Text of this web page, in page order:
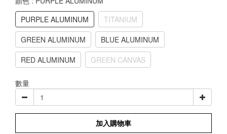
PURPLE ALUMINUM
TITANIUM
GREEN ALUMINUM
BLUE ALUMINUM
RED ALUMINUM
GREEN CANVAS
數量
加入購物車